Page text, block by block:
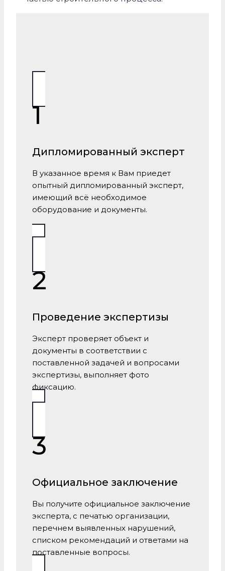
1
Дипломированный эксперт
В указанное время к Вам приедет
опытный дипломированный эксперт,
имеющий всё необходимое
оборудование и документы.
2
Проведение экспертизы
Эксперт проверяет объект и
документы в соответствии с
поставленной задачей и вопросами
экспертизы, выполняет фото
фиксацию.
3
Официальное заключение
Вы получите официальное заключение
эксперта, с печатью организации,
перечнем выявленных нарушений,
списком рекомендаций и ответами на
поставленные вопросы.